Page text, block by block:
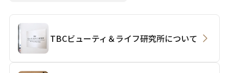
TBCビューティ＆ライフ研究所について